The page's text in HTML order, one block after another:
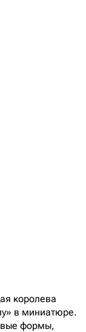
королева
в миниатюре.
формы,